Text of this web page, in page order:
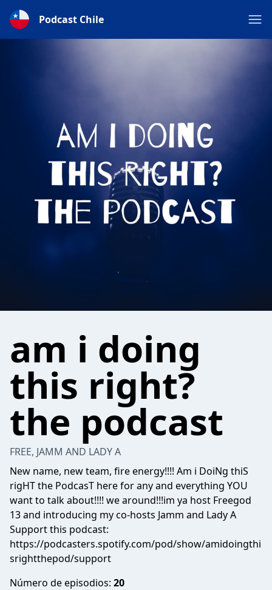
Podcast Chile
am i doing
this right?
the podcast
FREE, JAMM AND LADY A
New name, new team, fire energy!!!! Am i DoiNg thiS
rigHT the PodcasT here for any and everything YOU
want to talk about!!!! we around!!!im ya host Freegod
13 and introducing my co-hosts Jamm and Lady A
Support this podcast:
https://podcasters.spotify.com/pod/show/amidoingthi
srightthepod/support
Número de episodios: 20